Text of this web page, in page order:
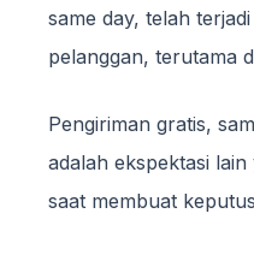
same day, telah
pelanggan, terutama
Pengiriman gratis,
adalah ekspektasi
saat membuat